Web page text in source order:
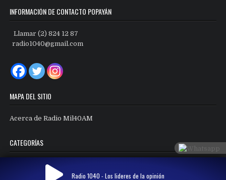
INFORMACIÓN DE CONTACTO POPAYÁN
Llamar (2) 824 12 87
radio1040@gmail.com
MAPA DEL SITIO
Acerca de Radio Mil40AM
CATEGORÍAS
Radio 1040 - Los lideres de la opinión